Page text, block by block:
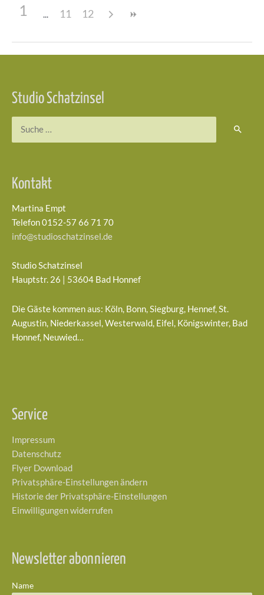
1 11 12
Studio Schatzinsel
Kontakt
Martina Empt
Telefon 0152-57 66 71 70
info@studioschatzinsel.de
Studio Schatzinsel
Hauptstr. 26 | 53604 Bad Honnef
Die Gäste kommen aus: Köln, Bonn, Siegburg, Hennef, St.
Augustin, Niederkassel, Westerwald, Eifel, Königswinter, Bad
Honnef, Neuwied…
Service
Impressum
Datenschutz
Flyer Download
Privatsphäre-Einstellungen ändern
Historie der Privatsphäre-Einstellungen
Einwilligungen widerrufen
Newsletter abonnieren
Name